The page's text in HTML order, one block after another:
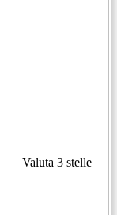
Valuta 3 stelle